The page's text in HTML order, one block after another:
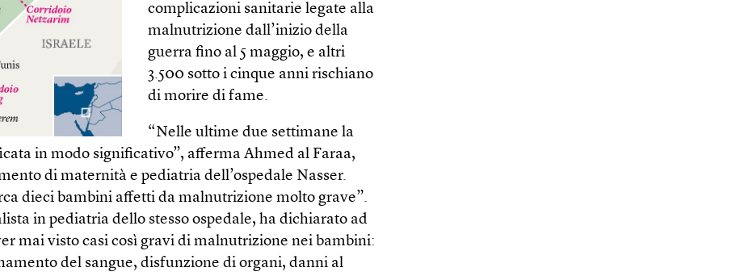
complicazioni sanitarie legate alla
malnutrizione dall’inizio della
guerra fino al 5 maggio, e altri
3.500 sotto i cinque anni rischiano
di morire di fame.
“Nelle ultime due settimane la
in modo significativo”, afferma Ahmed al Faraa,
di maternità e pediatria dell’ospedale Nasser.
dieci bambini affetti da malnutrizione molto grave”.
in pediatria dello stesso ospedale, ha dichiarato ad
mai visto casi così gravi di malnutrizione nei bambini:
del sangue, disfunzione di organi, danni al